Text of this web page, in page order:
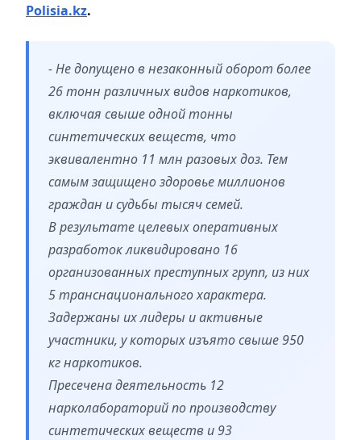
Polisia.kz.
- Не допущено в незаконный оборот более
26 тонн различных видов наркотиков,
включая свыше одной тонны
синтетических веществ, что
эквивалентно 11 млн разовых доз. Тем
самым защищено здоровье миллионов
граждан и судьбы тысяч семей.
В результате целевых оперативных
разработок ликвидировано 16
организованных преступных групп, из них
5 транснационального характера.
Задержаны их лидеры и активные
участники, у которых изъято свыше 950
кг наркотиков.
Пресечена деятельность 12
нарколабораторий по производству
синтетических веществ и 93